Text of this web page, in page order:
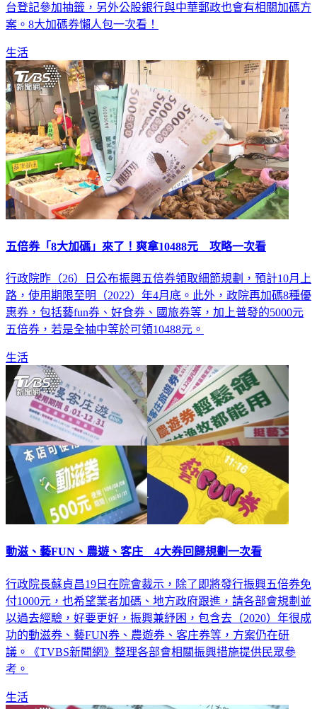
台登記參加抽籤，另外公股銀行與中華郵政也會有相關加碼方
案。8大加碼券懶人包一次看！
生活
五倍券「8大加碼」來了！爽拿10488元 攻略一次看
行政院昨（26）日公布振興五倍券領取細節規劃，預計10月上
路，使用期限至明（2022）年4月底。此外，政院再加碼8種優
惠券，包括藝fun券、好食券、國旅券等，加上普發的5000元
五倍券，若是全抽中等於可領10488元。
生活
動滋、藝FUN、農遊、客庄 4大券回歸規劃一次看
行政院長蘇貞昌19日在院會裁示，除了即將發行振興五倍券免
付1000元，也希望業者加碼、地方政府跟進，請各部會規劃並
以過去經驗，好要更好，振興兼紓困，包含去（2020）年很成
功的動滋券、藝FUN券、農遊券、客庄券等，方案仍在研
議。《TVBS新聞網》整理各部會相關振興措施提供民眾參
考。
生活